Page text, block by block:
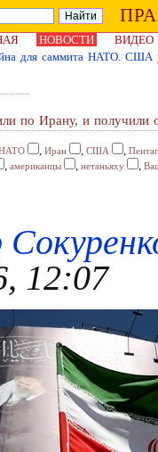
НОВОСТИ
ВИДЕО
для саммита НАТО. США
по Ирану, и получили
, Иран , США ,
, американцы , нетаньяху ,
12:07